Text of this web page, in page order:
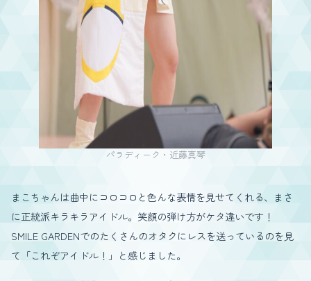
パラディーク・近藤真琴
まこちゃんは曲中にコロコロと色んな表情を見せてくれる、まさ
に正統派キラキラアイドル。笑顔の弾け方がケタ違いです！
SMILE GARDENでのたくさんのオタクにレスを送っているのを見
て「これぞアイドル！」と感じました。